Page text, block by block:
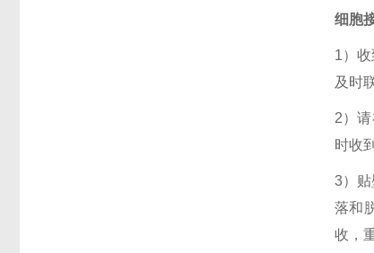
细胞
1）
及时
2）
时收
3）
落和
收，